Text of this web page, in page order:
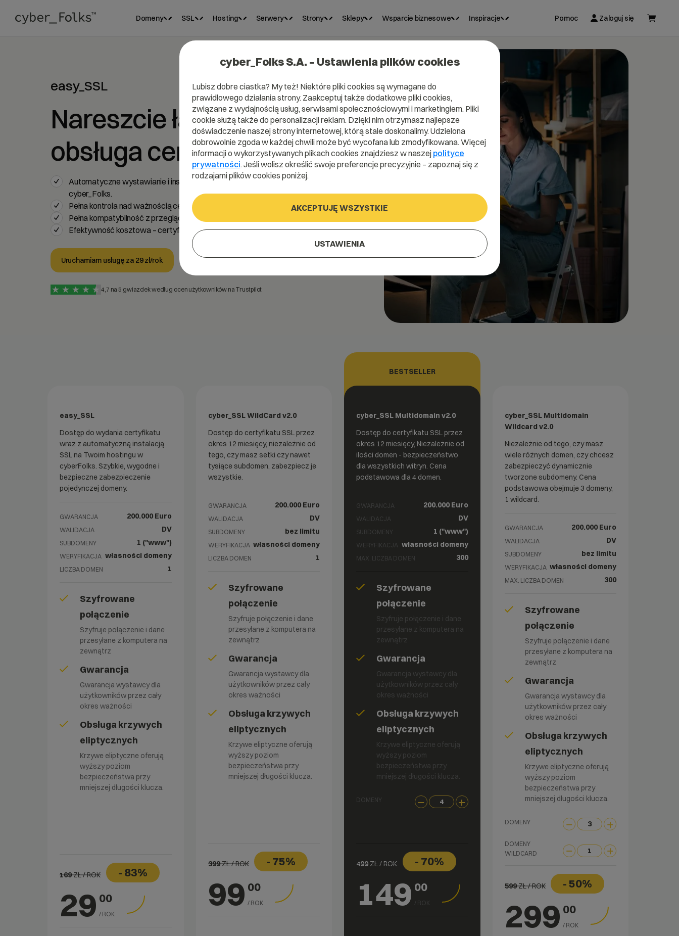
Domeny SSL Hosting Serwery Strony Sklepy Wsparcie biznesowe Inspiracje Pomoc Zaloguj się
easy_SSL
Nareszcie łatwa
obsługa certyfikatu SSL
Automatyczne wystawianie i instalacja certyfikatu na serwerach w
cyber_Folks.
Pełna kontrola nad ważnością certyfikatu i jego poprawnym działaniem.
Pełna kompatybilność z przeglądarkami i wyszukiwarkami.
Efektywność kosztowa – certyfikat zawarty w cenie usługi.
Uruchamiam usługę za 29 zł/rok
4,7 na 5 gwiazdek według ocen użytkowników na Trustpilot
easy_SSL
Dostęp do wydania certyfikatu
wraz z automatyczną instalacją
SSL na Twoim hostingu w
cyberFolks. Szybkie, wygodne i
bezpieczne zabezpieczenie
pojedynczej domeny.
GWARANCJA 200.000 Euro
WALIDACJA DV
SUBDOMENY 1 ("www")
WERYFIKACJA własności domeny
LICZBA DOMEN 1
Szyfrowane
połączenie
Szyfruje połączenie i dane
przesyłane z komputera na
zewnątrz
Gwarancja
Gwarancja wystawcy dla
użytkowników przez cały
okres ważności
Obsługa krzywych
eliptycznych
Krzywe eliptyczne oferują
wyższy poziom
bezpieczeństwa przy
mniejszej długości klucza.
169ZŁ / ROK - 83%
29 00
/ ROK
cyber_SSL WildCard v2.0
Dostęp do certyfikatu SSL przez
okres 12 miesięcy, niezależnie od
tego, czy masz setki czy nawet
tysiące subdomen, zabezpiecz je
wszystkie.
GWARANCJA 200.000 Euro
WALIDACJA DV
SUBDOMENY bez limitu
WERYFIKACJA własności domeny
LICZBA DOMEN 1
Szyfrowane
połączenie
Szyfruje połączenie i dane
przesyłane z komputera na
zewnątrz
Gwarancja
Gwarancja wystawcy dla
użytkowników przez cały
okres ważności
Obsługa krzywych
eliptycznych
Krzywe eliptyczne oferują
wyższy poziom
bezpieczeństwa przy
mniejszej długości klucza.
399ZŁ / ROK - 75%
99 00
/ ROK
BESTSELLER
cyber_SSL Multidomain v2.0
Dostęp do certyfikatu SSL przez
okres 12 miesięcy, Niezależnie od
ilości domen - bezpieczeństwo
dla wszystkich witryn. Cena
podstawowa dla 4 domen.
GWARANCJA 200.000 Euro
WALIDACJA DV
SUBDOMENY 1 ("www")
WERYFIKACJA własności domeny
MAX. LICZBA DOMEN 300
Szyfrowane
połączenie
Szyfruje połączenie i dane
przesyłane z komputera na
zewnątrz
Gwarancja
Gwarancja wystawcy dla
użytkowników przez cały
okres ważności
Obsługa krzywych
eliptycznych
Krzywe eliptyczne oferują
wyższy poziom
bezpieczeństwa przy
mniejszej długości klucza.
DOMENY
499 ZŁ / ROK - 70%
149 00
/ ROK
cyber_SSL Multidomain
Wildcard v2.0
Niezależnie od tego, czy masz
wiele różnych domen, czy chcesz
zabezpieczyć dynamicznie
tworzone subdomeny. Cena
podstawowa obejmuje 3 domeny,
1 wildcard.
GWARANCJA 200.000 Euro
WALIDACJA DV
SUBDOMENY bez limitu
WERYFIKACJA własności domeny
MAX. LICZBA DOMEN 300
Szyfrowane
połączenie
Szyfruje połączenie i dane
przesyłane z komputera na
zewnątrz
Gwarancja
Gwarancja wystawcy dla
użytkowników przez cały
okres ważności
Obsługa krzywych
eliptycznych
Krzywe eliptyczne oferują
wyższy poziom
bezpieczeństwa przy
mniejszej długości klucza.
DOMENY
DOMENY
WILDCARD
599ZŁ / ROK - 50%
299 00
/ ROK
cyber_Folks S.A. – Ustawienia plików cookies
Lubisz dobre ciastka? My też! Niektóre pliki cookies są wymagane do
prawidłowego działania strony. Zaakceptuj także dodatkowe pliki cookies,
związane z wydajnością usług, serwisami społecznościowymi i marketingiem. Pliki
cookie służą także do personalizacji reklam. Dzięki nim otrzymasz najlepsze
doświadczenie naszej strony internetowej, którą stale doskonalimy. Udzielona
dobrowolnie zgoda w każdej chwili może być wycofana lub zmodyfikowana. Więcej
informacji o wykorzystywanych plikach cookies znajdziesz w naszej polityce
prywatności. Jeśli wolisz określić swoje preferencje precyzyjnie – zapoznaj się z
rodzajami plików cookies poniżej.
AKCEPTUJĘ WSZYSTKIE
USTAWIENIA